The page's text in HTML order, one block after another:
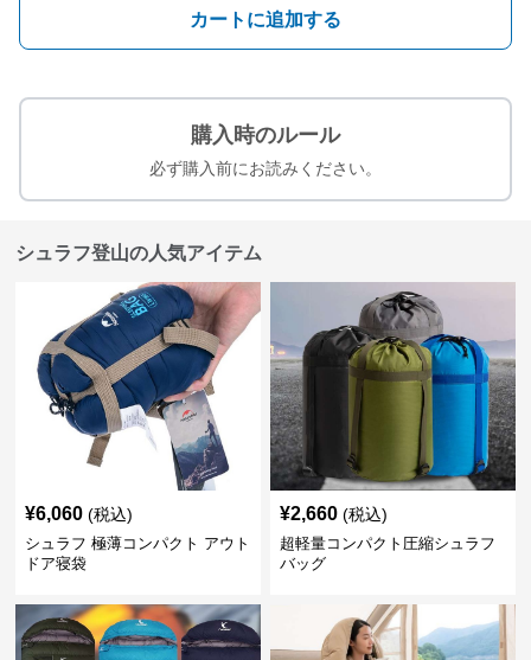
カートに追加する
購入時のルール
必ず購入前にお読みください。
シュラフ登山の人気アイテム
¥6,060 (税込)
シュラフ 極薄コンパクト アウト
ドア寝袋
¥2,660 (税込)
超軽量コンパクト圧縮シュラフ
バッグ